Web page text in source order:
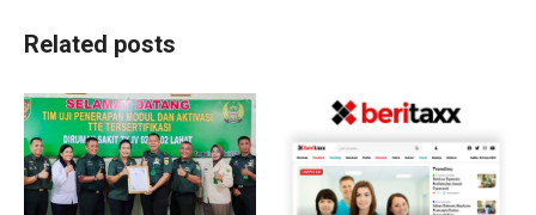
Related posts